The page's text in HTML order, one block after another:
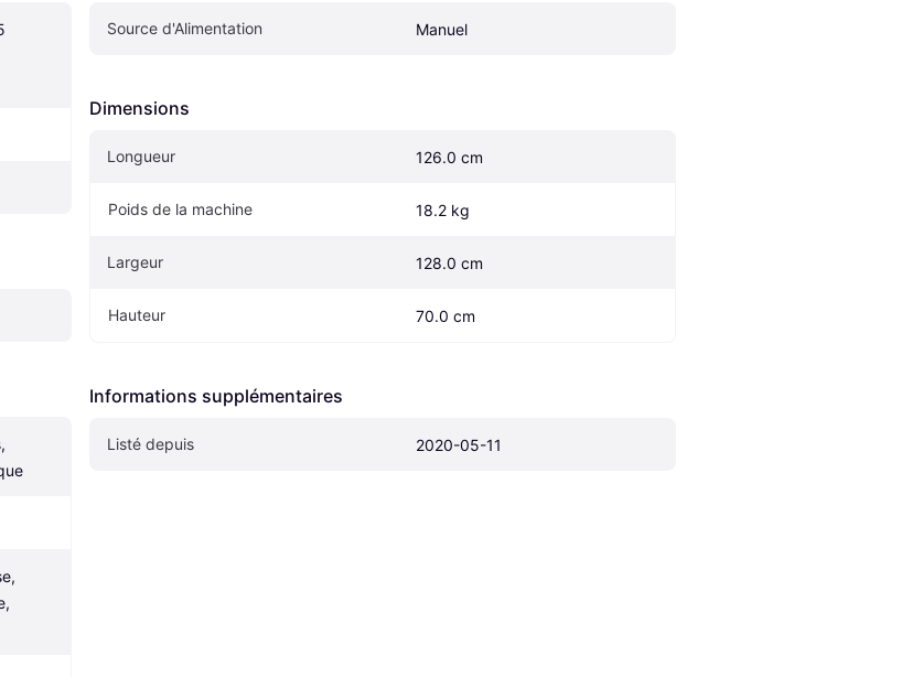
Source d'Alimentation Manuel
Dimensions
Longueur 126.0 cm
Poids de la machine 18.2 kg
Largeur 128.0 cm
Hauteur 70.0 cm
Informations supplémentaires
Listé depuis 2020-05-11